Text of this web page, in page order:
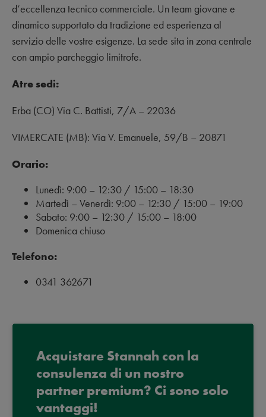
d’eccellenza tecnico commerciale. Un team giovane e
dinamico supportato da tradizione ed esperienza al
servizio delle vostre esigenze. La sede sita in zona centrale
con ampio parcheggio limitrofe.
Atre sedi:
Erba (CO) Via C. Battisti, 7/A – 22036
VIMERCATE (MB): Via V. Emanuele, 59/B – 20871
Orario:
Lunedì: 9:00 – 12:30 / 15:00 – 18:30
Martedì – Venerdì: 9:00 – 12:30 / 15:00 – 19:00
Sabato: 9:00 – 12:30 / 15:00 – 18:00
Domenica chiuso
Telefono:
0341 362671
Acquistare Stannah con la
consulenza di un nostro
partner premium? Ci sono solo
vantaggi!